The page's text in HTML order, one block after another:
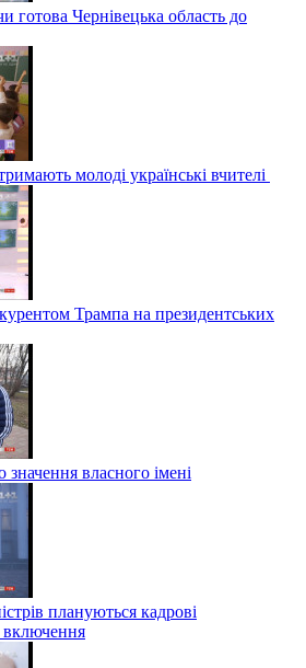
готова Чернівецька область до
молоді українські вчителі
Трампа на президентських
власного імені
плануються кадрові